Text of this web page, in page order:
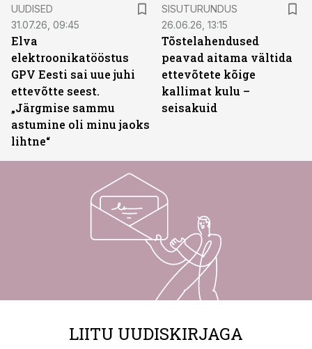
UUDISED
31.07.26, 09:45
Elva
elektroonikatööstus
GPV Eesti sai uue juhi
ettevõtte seest.
„Järgmise sammu
astumine oli minu jaoks
lihtne“
SISUTURUNDUS
26.06.26, 13:15
Tõstelahendused
peavad aitama vältida
ettevõtete kõige
kallimat kulu –
seisakuid
LIITU UUDISKIRJAGA